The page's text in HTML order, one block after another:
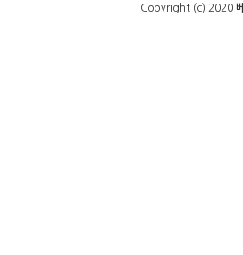
Copyright (c) 2020